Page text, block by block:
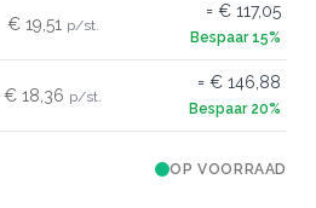
€ 19,51
€ 117,05
€ 18,36
€ 146,88
OP VOORRAAD